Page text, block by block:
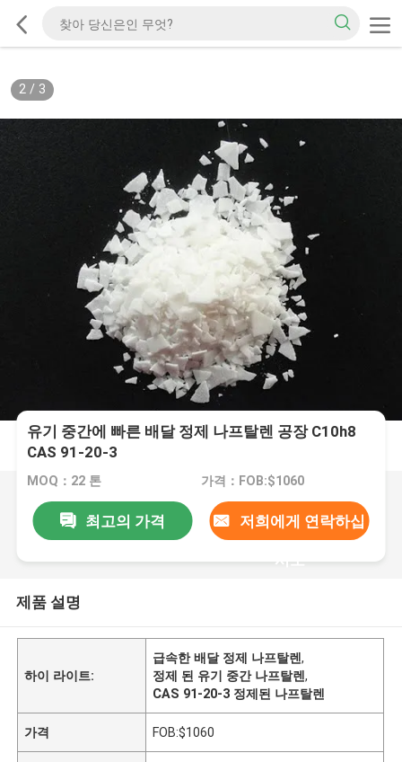
2/ 3
유기 중간에 빠른 배달 정제 나프탈렌 공장 C10h8
CAS 91-20-3
MOQ：22 톤 가격：FOB:$1060
최고의 가격 저희에게 연락하십
시오
제품 설명
하이 라이트:
급속한 배달 정제 나프탈렌,
정제 된 유기 중간 나프탈렌,
CAS 91-20-3 정제된 나프탈렌
가격 FOB:$1060